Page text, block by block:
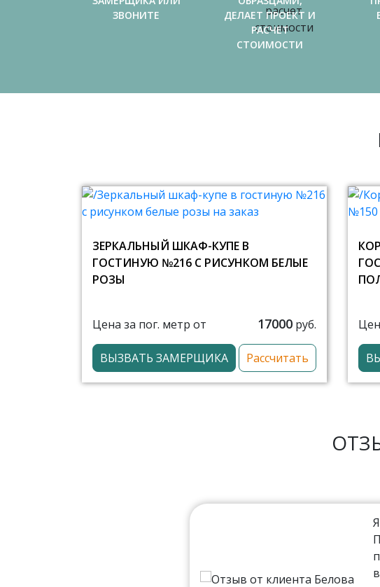
ЗВОНИТЕ
ДЕЛАЕТ ПРОЕКТ И
РАСЧЕТ
СТОИМОСТИ
ЗЕРКАЛЬНЫЙ ШКАФ-КУПЕ В
ГОСТИНУЮ №216 С РИСУНКОМ БЕЛЫЕ
РОЗЫ
Цена за пог. метр от 17000 руб.
ВЫЗВАТЬ ЗАМЕРЩИКА Рассчитать